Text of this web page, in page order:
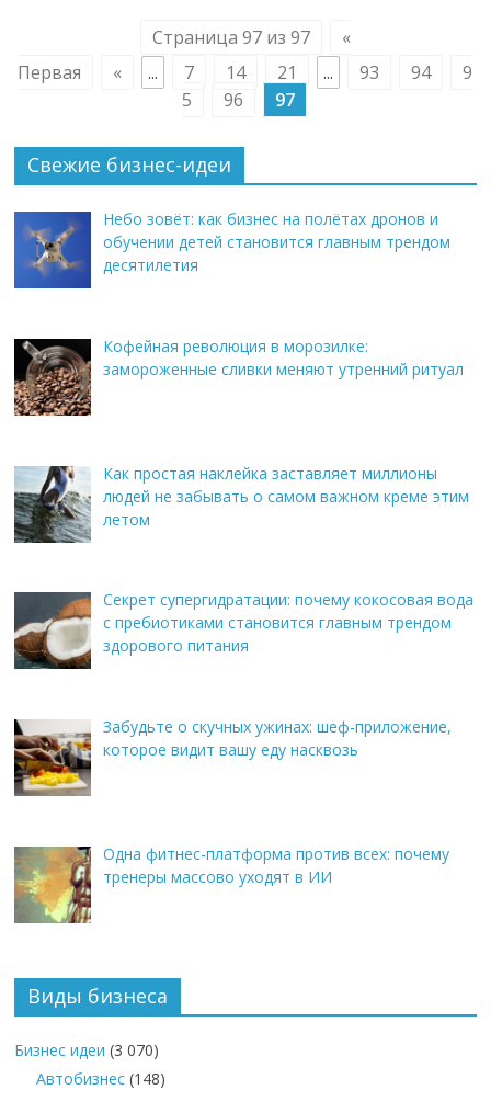
Страница 97 из 97
«
Первая
« ... 7 14 21 ... 93 94
9
5
96 97
Свежие бизнес-идеи
Небо зовёт: как бизнес на полётах дронов и
обучении детей становится главным трендом
десятилетия
Кофейная революция в морозилке:
замороженные сливки меняют утренний ритуал
Как простая наклейка заставляет миллионы
людей не забывать о самом важном креме этим
летом
Секрет супергидратации: почему кокосовая вода
с пребиотиками становится главным трендом
здорового питания
Забудьте о скучных ужинах: шеф-приложение,
которое видит вашу еду насквозь
Одна фитнес-платформа против всех: почему
тренеры массово уходят в ИИ
Виды бизнеса
Бизнес идеи (3 070)
Автобизнес (148)